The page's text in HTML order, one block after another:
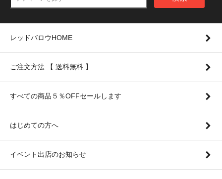
レッドバロウHOME
ご注文方法 【 送料無料 】
すべての商品５％OFFセールします
はじめての方へ
イベント出店のお知らせ